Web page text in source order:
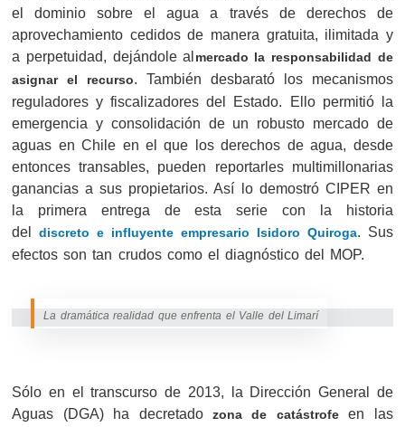
el dominio sobre el agua a través de derechos de
aprovechamiento cedidos de manera gratuita, ilimitada y
a perpetuidad, dejándole almercado la responsabilidad de
asignar el recurso. También desbarató los mecanismos
reguladores y fiscalizadores del Estado. Ello permitió la
emergencia y consolidación de un robusto mercado de
aguas en Chile en el que los derechos de agua, desde
entonces transables, pueden reportarles multimillonarias
ganancias a sus propietarios. Así lo demostró CIPER en
la primera entrega de esta serie con la historia
deldiscreto e influyente empresario Isidoro Quiroga. Sus
efectos son tan crudos como el diagnóstico del MOP.
La dramática realidad que enfrenta el Valle del Limarí
Sólo en el transcurso de 2013, la Dirección General de
Aguas (DGA) ha decretado zona de catástrofeen las